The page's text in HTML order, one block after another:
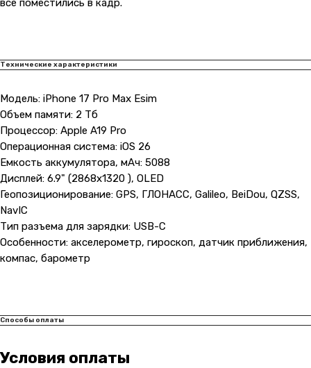
все поместились в кадр.
Технические характеристики
Модель: iPhone 17 Pro Max Esim
Объем памяти: 2 Тб
Процессор: Apple A19 Pro
Операционная система: iOS 26
Емкость аккумулятора, мАч: 5088
Дисплей: 6.9" (2868x1320 ), OLED
Геопозиционирование: GPS, ГЛОНАСС, Galileo, BeiDou, QZSS,
NavIC
Тип разъема для зарядки: USB-C
Особенности: акселерометр, гироскоп, датчик приближения,
компас, барометр
Способы оплаты
Условия оплаты